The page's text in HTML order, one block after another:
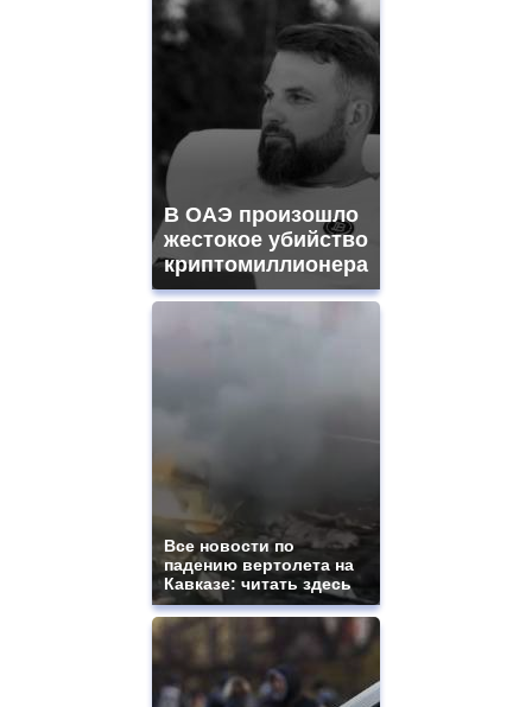
В ОАЭ произошло
жестокое убийство
криптомиллионера
Все новости по
падению вертолета на
Кавказе: читать здесь